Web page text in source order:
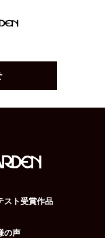
スト受賞作品
の声